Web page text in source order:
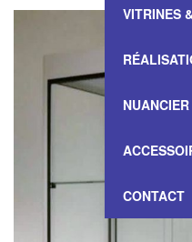
VITRINES
NUANCIER
CONTACT